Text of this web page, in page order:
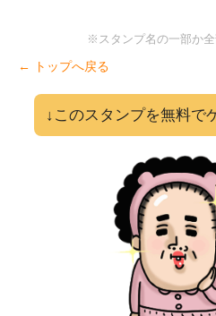
※スタンプ名の一部か
← トップへ戻る
↓このスタンプを無料で